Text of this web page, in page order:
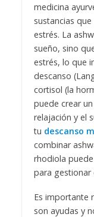
medicina
sustancias
estrés. La
sueño, sino
estrés, lo que
descanso
cortisol (la
puede crear
relajación y el
tu descanso
combinar
rhodiola
para gestionar
Es importante
son ayudas y